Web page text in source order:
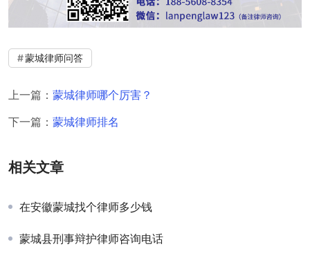
蒙城律师问答
上一篇： 蒙城律师哪个厉害？
下一篇： 蒙城律师排名
相关文章
在安徽蒙城找个律师多少钱
蒙城县刑事辩护律师咨询电话